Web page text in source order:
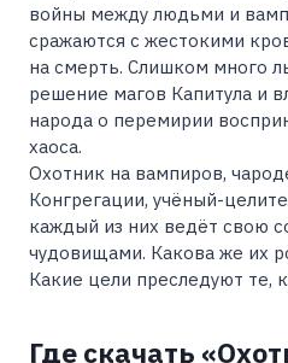
войны между людьми и
сражаются с жестокими
на смерть. Слишком много
решение магов Капитула и
народа о перемирии
хаоса.
Охотник на вампиров,
Конгрегации, учёный-
каждый из них ведёт свою
чудовищами. Какова же их
Какие цели преследуют те,
Где скачать